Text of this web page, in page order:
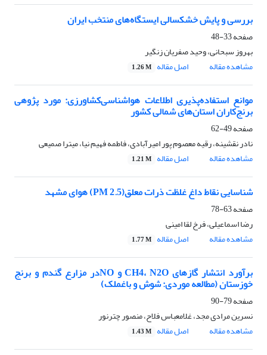
بررسی و پایش خشکسالی ایستگاه‌های منتخب ایران
صفحه33-48
بهروز سبحانی، وحید صفریان زنگیر
مشاهده مقاله
اصل مقاله 1.26 M
موانع‌ استفاده‌پذیری اطلاعات هواشناسی‌کشاورزی: مورد‌ پژوهی
برنج‌کاران استان‌‌های شمالی کشور
صفحه49-62
نادر نقشینه، رقیه معصوم پور امیرآبادی، فاطمه فهیم نیا، میترا صمیعی
مشاهده مقاله
اصل مقاله 1.21 M
شناسایی نقاط داغ غلظت ذرات معلق(PM 2.5) هوای مشهد
صفحه63-78
رضا اسماعیلی، فرخ لقا امینی
مشاهده مقاله
اصل مقاله 1.77 M
برآورد انتشار گازهای CH4، N2O و NOدر مزارع گندم و برنج
خوزستان (مطالعه موردی: شوش و باغملک)
صفحه79-90
نسرین مرادی مجد، غلامعباس فلاح، منصور چترنور
مشاهده مقاله
اصل مقاله 1.43 M